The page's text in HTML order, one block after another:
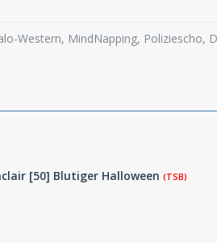
Western, MindNapping, Poliziescho,
[50] Blutiger Halloween (TSB)